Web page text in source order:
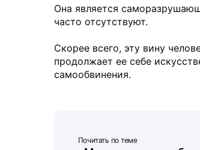
Она является
часто отсутствуют.
Скорее всего, эту вину
продолжает ее себе
самообвинения.
Почитать по теме